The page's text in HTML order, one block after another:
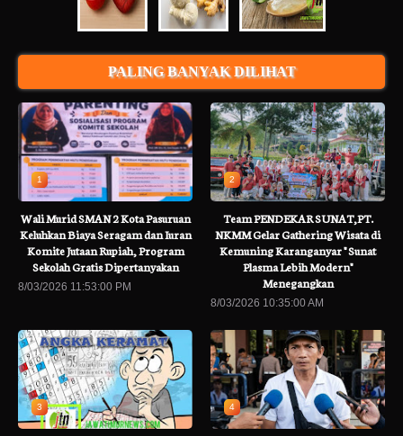
PALING BANYAK DILIHAT
1
Wali Murid SMAN 2 Kota Pasuruan
Keluhkan Biaya Seragam dan Iuran
Komite Jutaan Rupiah, Program
Sekolah Gratis Dipertanyakan
8/03/2026 11:53:00 PM
2
Team PENDEKAR SUNAT,PT.
NKMM Gelar Gathering Wisata di
Kemuning Karanganyar " Sunat
Plasma Lebih Modern"
Menegangkan
8/03/2026 10:35:00 AM
3 4